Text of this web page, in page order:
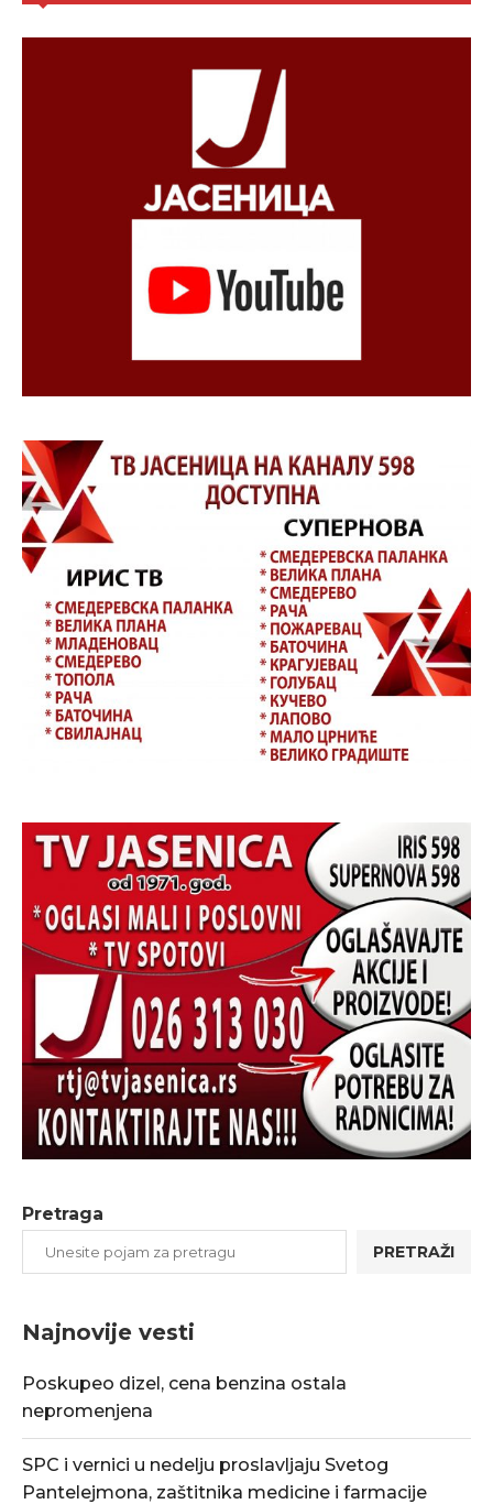
Pretraga
PRETRAŽI
Najnovije vesti
Poskupeo dizel, cena benzina ostala
nepromenjena
SPC i vernici u nedelju proslavljaju Svetog
Pantelejmona, zaštitnika medicine i farmacije